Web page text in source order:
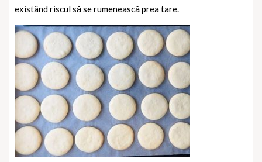
existând riscul să se rumenească prea tare.